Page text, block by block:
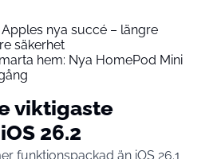
nya succé – längre
säkerhet
hem: Nya HomePod Mini
viktigaste
26.2
funktionspackad än iOS 26.1